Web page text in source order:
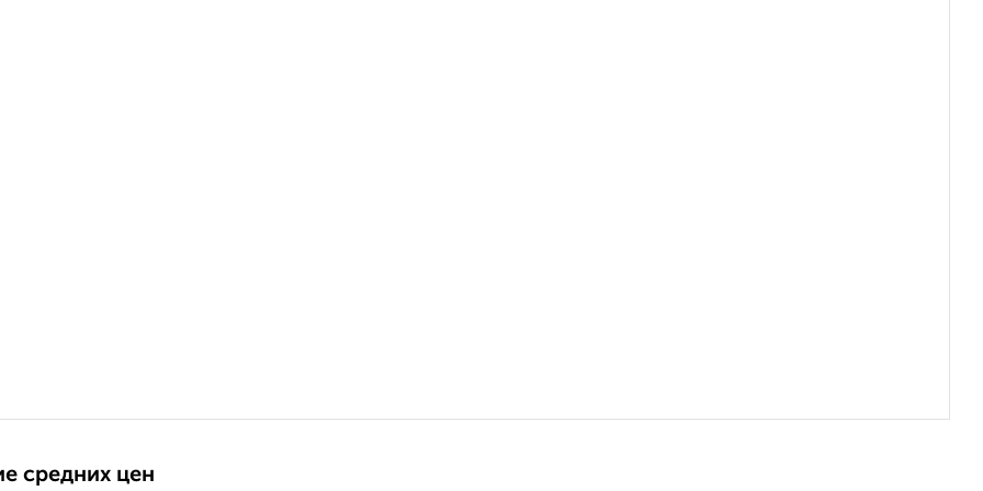
средних цен